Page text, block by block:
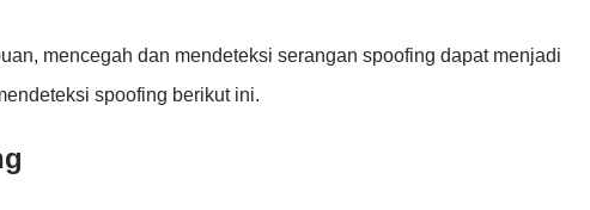
mencegah dan mendeteksi serangan spoofing dapat menjadi
spoofing berikut ini.